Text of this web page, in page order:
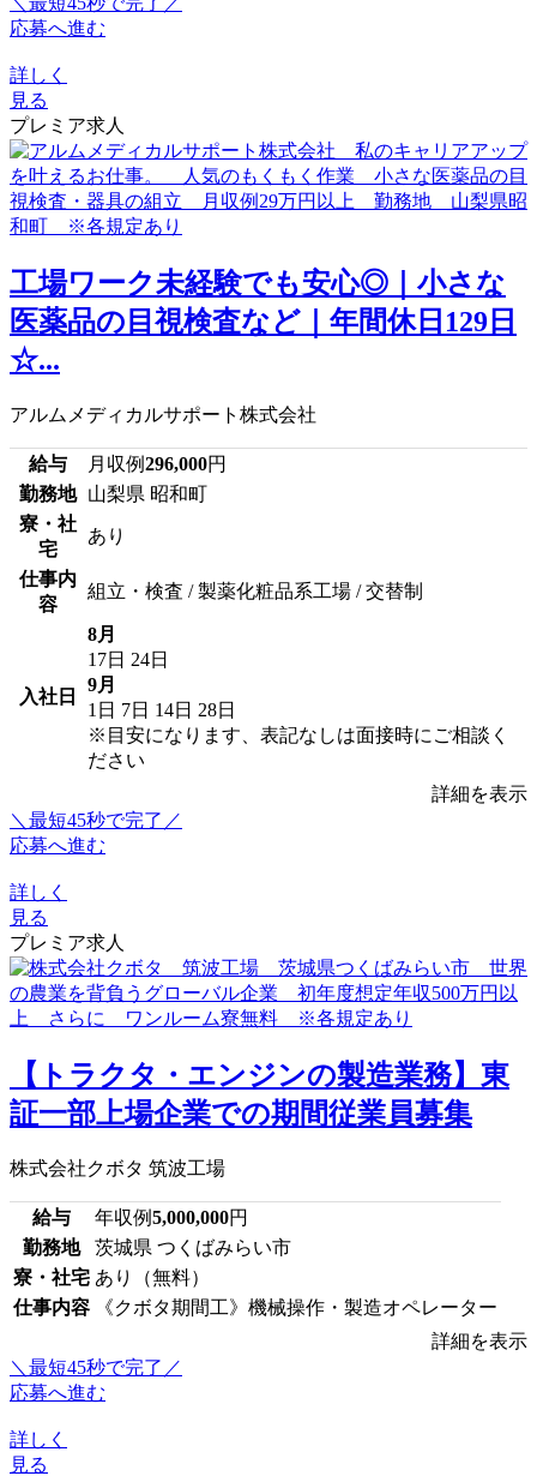
応募へ進む
詳しく
見る
プレミア求人
工場ワーク未経験でも安心◎｜小さな
医薬品の目視検査など｜年間休日129日
☆...
アルムメディカルサポート株式会社
給与 月収例296,000円
勤務地 山梨県 昭和町
寮・社
宅
あり
仕事内
容
組立・検査 / 製薬化粧品系工場 / 交替制
入社日
8月
17日 24日
9月
1日 7日 14日 28日
※目安になります、表記なしは面接時にご相談く
ださい
詳細を表示
＼最短45秒で完了／
応募へ進む
詳しく
見る
プレミア求人
【トラクタ・エンジンの製造業務】東
証一部上場企業での期間従業員募集
株式会社クボタ 筑波工場
給与 年収例5,000,000円
勤務地
茨城県 つくばみらい市
寮・社宅 あり（無料）
仕事内容
《クボタ期間工》機械操作・製造オペレーター
詳細を表示
＼最短45秒で完了／
応募へ進む
詳しく
見る